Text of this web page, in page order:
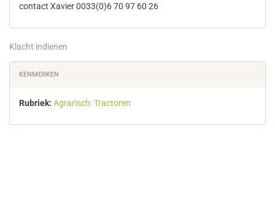
contact Xavier 0033(0)6 70 97 60 26
Klacht indienen
KENMERKEN
Rubriek: Agrarisch: Tractoren